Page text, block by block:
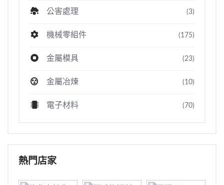
公害處理 (3)
機械零組件 (175)
金屬模具 (23)
金屬冶煉 (10)
電子材料 (70)
熱門店家